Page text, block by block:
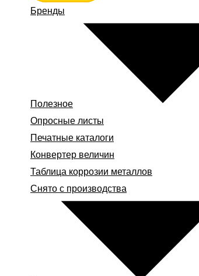
Бренды
Полезное
Опросные листы
Печатные каталоги
Конвертер величин
Таблица коррозии металлов
Снято с производства